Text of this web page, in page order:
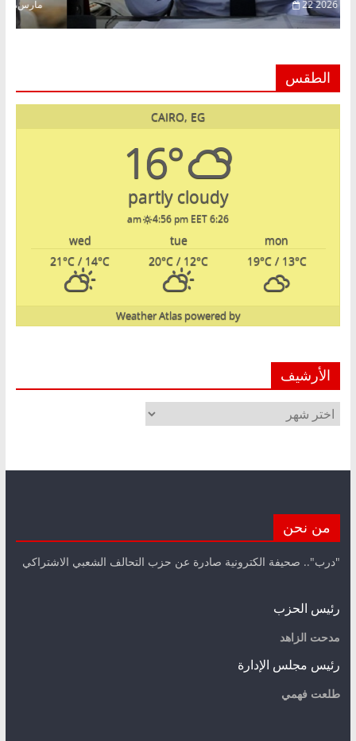
22 فبراير، 2026
الطقس
CAIRO, EG
16°
partly cloudy
6:26 am
4:56 pm EET
mon
tue
wed
19°C/ 13°C
20°C / 12°C
21°C / 14°C
powered by
Weather Atlas
الأرشيف
الأرشيف
من نحن
"درب".. صحيفة الكترونية صادرة عن حزب التحالف الشعبي الاشتراكي
رئيس الحزب
مدحت الزاهد
رئيس مجلس الإدارة
طلعت فهمي